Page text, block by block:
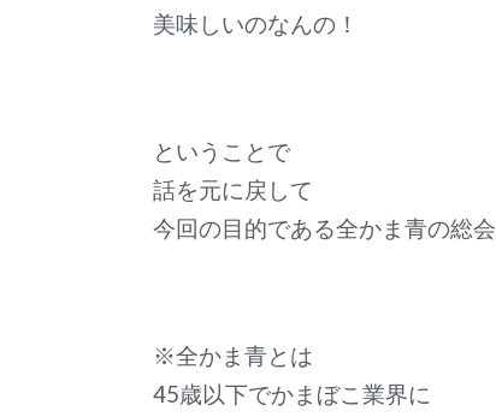
美味しいのなんの！
ということで
話を元に戻して
今回の目的である全かま青の総会
※全かま青とは
45歳以下でかまぼこ業界に